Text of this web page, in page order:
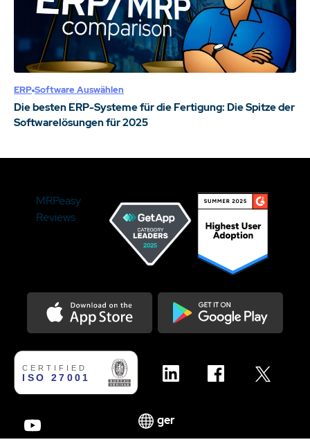
ERP Software Auswählen
Die besten ERP-Systeme für die Fertigung: Die Spitze der
Softwarelösungen für 2025
MRPeasy
Reviews
ger